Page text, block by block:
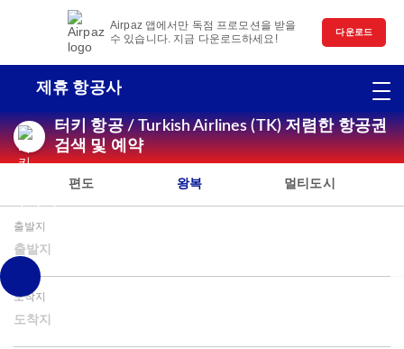
Airpaz 앱에서만 독점 프로모션을 받을
수 있습니다. 지금 다운로드하세요!
다운로드
제휴 항공사
터키 항공 / Turkish Airlines (TK) 저렴한 항공권
검색 및 예약
편도 왕복 멀티도시
출발지
출발지
도착지
도착지